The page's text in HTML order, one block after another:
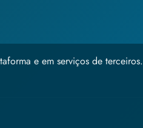
e em serviços de terceiros.